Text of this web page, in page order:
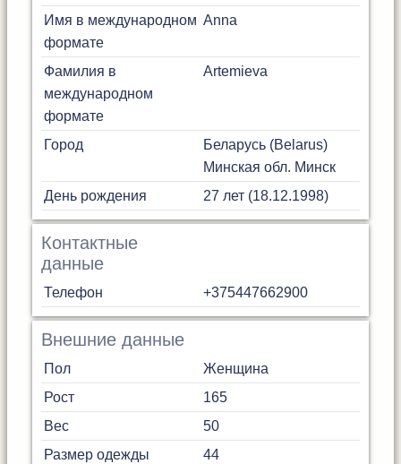
Имя в международном
формате
Anna
Фамилия в
международном
формате
Artemieva
Город
Беларусь (Belarus)
Минская обл. Минск
День рождения
27 лет (18.12.1998)
Контактные
данные
Телефон +375447662900
Внешние данные
Пол
Женщина
Рост
165
Вес
50
Размер одежды
44